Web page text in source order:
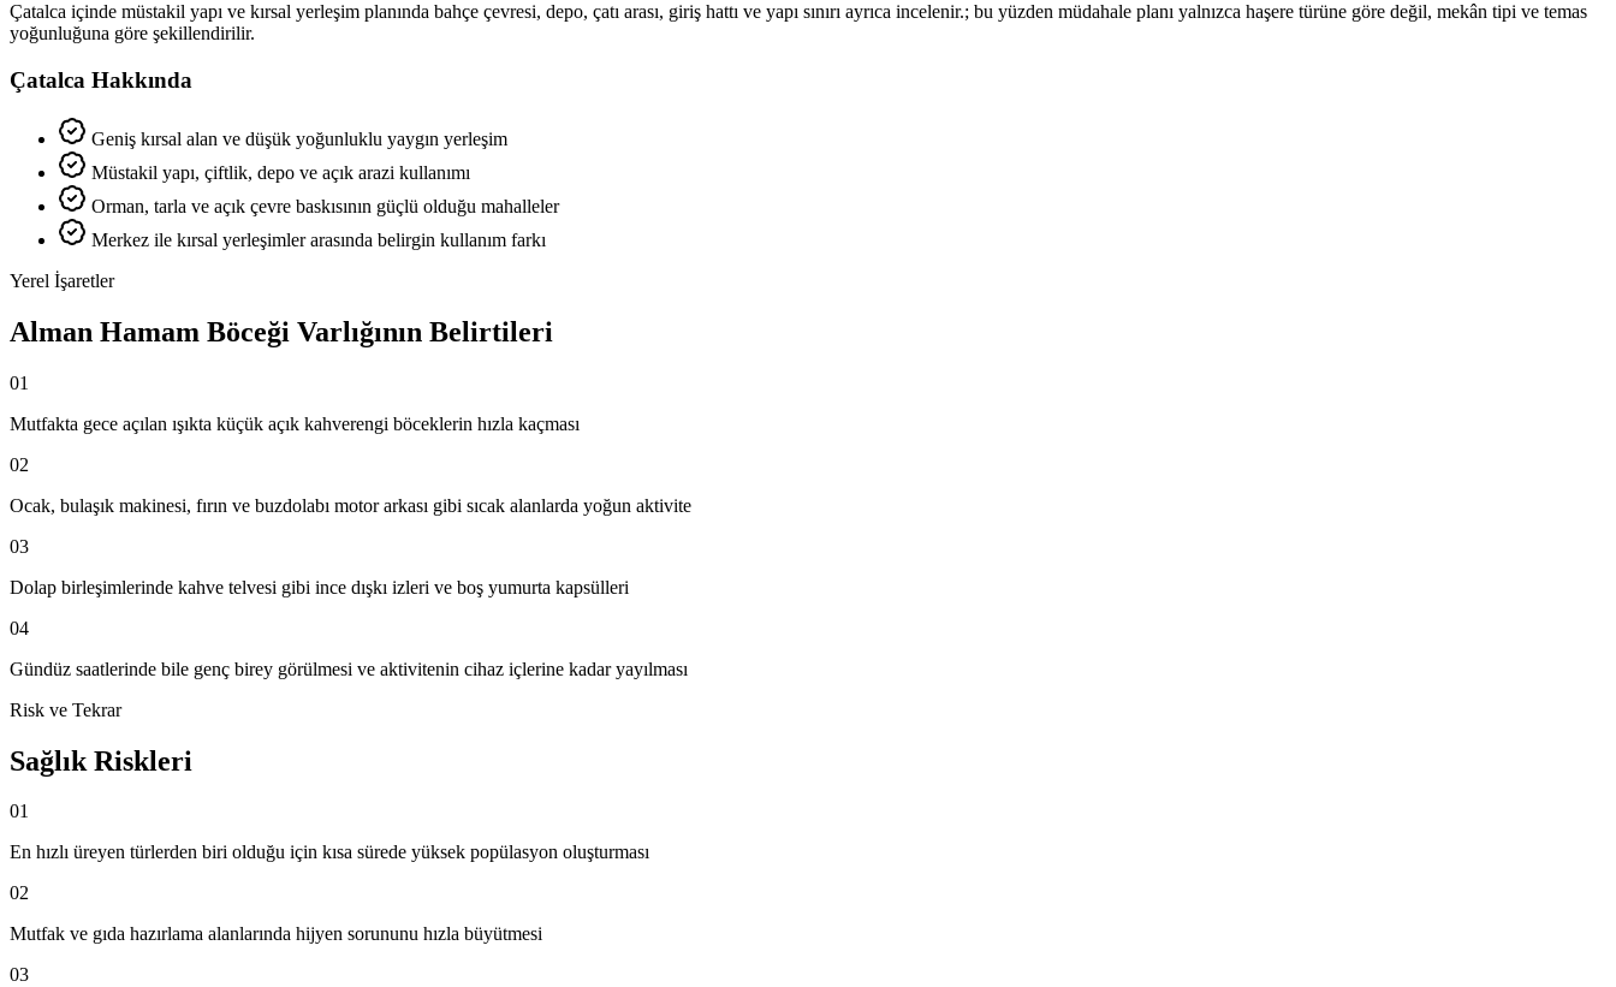
Çatalca içinde müstakil yapı ve kırsal yerleşim planında bahçe çevresi, depo, çatı arası, giriş hattı ve yapı sınırı ayrıca incelenir.; bu yüzden müdahale planı yalnızca haşere türüne göre değil, mekân tipi ve temas
yoğunluğuna göre şekillendirilir.
Çatalca Hakkında
Geniş kırsal alan ve düşük yoğunluklu yaygın yerleşim
Müstakil yapı, çiftlik, depo ve açık arazi kullanımı
Orman, tarla ve açık çevre baskısının güçlü olduğu mahalleler
Merkez ile kırsal yerleşimler arasında belirgin kullanım farkı
Yerel İşaretler
Alman Hamam Böceği Varlığının Belirtileri
01
Mutfakta gece açılan ışıkta küçük açık kahverengi böceklerin hızla kaçması
02
Ocak, bulaşık makinesi, fırın ve buzdolabı motor arkası gibi sıcak alanlarda yoğun aktivite
03
Dolap birleşimlerinde kahve telvesi gibi ince dışkı izleri ve boş yumurta kapsülleri
04
Gündüz saatlerinde bile genç birey görülmesi ve aktivitenin cihaz içlerine kadar yayılması
Risk ve Tekrar
Sağlık Riskleri
01
En hızlı üreyen türlerden biri olduğu için kısa sürede yüksek popülasyon oluşturması
02
Mutfak ve gıda hazırlama alanlarında hijyen sorununu hızla büyütmesi
03